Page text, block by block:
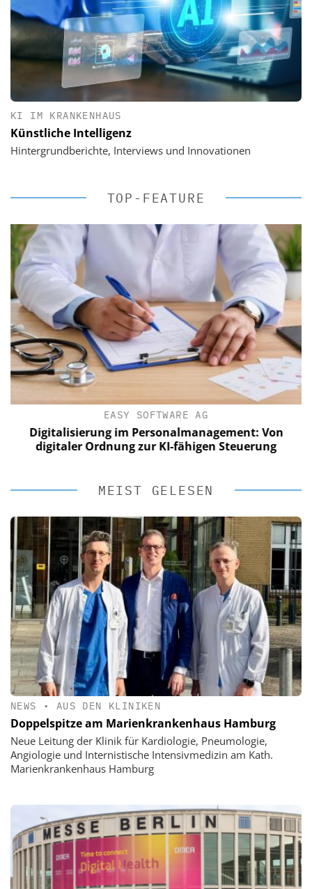
KI IM KRANKENHAUS
Künstliche Intelligenz
Hintergrundberichte, Interviews und Innovationen
TOP-FEATURE
EASY SOFTWARE AG
Digitalisierung im Personalmanagement: Von
digitaler Ordnung zur KI-fähigen Steuerung
MEIST GELESEN
NEWS • AUS DEN KLINIKEN
Doppelspitze am Marienkrankenhaus Hamburg
Neue Leitung der Klinik für Kardiologie, Pneumologie,
Angiologie und Internistische Intensivmedizin am Kath.
Marienkrankenhaus Hamburg